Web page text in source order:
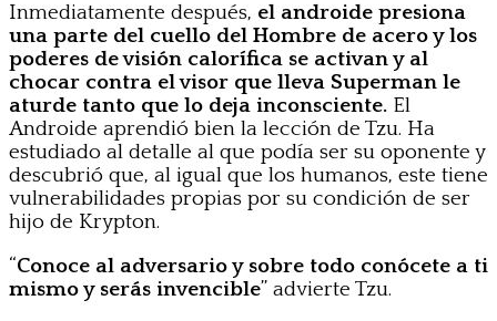
Inmediatamente después, el androide presiona
una parte del cuello del Hombre de acero y los
poderes de visión calorífica se activan y al
chocar contra el visor que lleva Superman le
aturde tanto que lo deja inconsciente. El
Androide aprendió bien la lección de Tzu. Ha
estudiado al detalle al que podía ser su oponente y
descubrió que, al igual que los humanos, este tiene
vulnerabilidades propias por su condición de ser
hijo de Krypton.
“Conoce al adversario y sobre todo conócete a ti
mismo y serás invencible” advierte Tzu.